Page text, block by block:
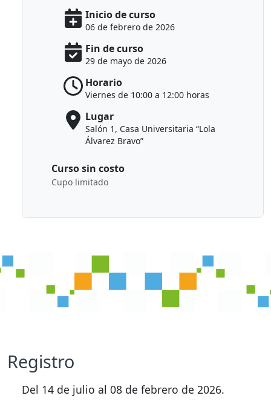
Inicio de curso
06 de febrero de 2026
Fin de curso
29 de mayo de 2026
Horario
Viernes de 10:00 a 12:00 horas
Lugar
Salón 1, Casa Universitaria “Lola
Álvarez Bravo”
Curso sin costo
Cupo limitado
Registro
Del 14 de julio al 08 de febrero de 2026.